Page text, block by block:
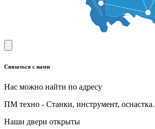
Связаться с нами
Нас можно найти по адресу
ПМ техно - Станки, инструмент, оснастка.
Наши двери открыты